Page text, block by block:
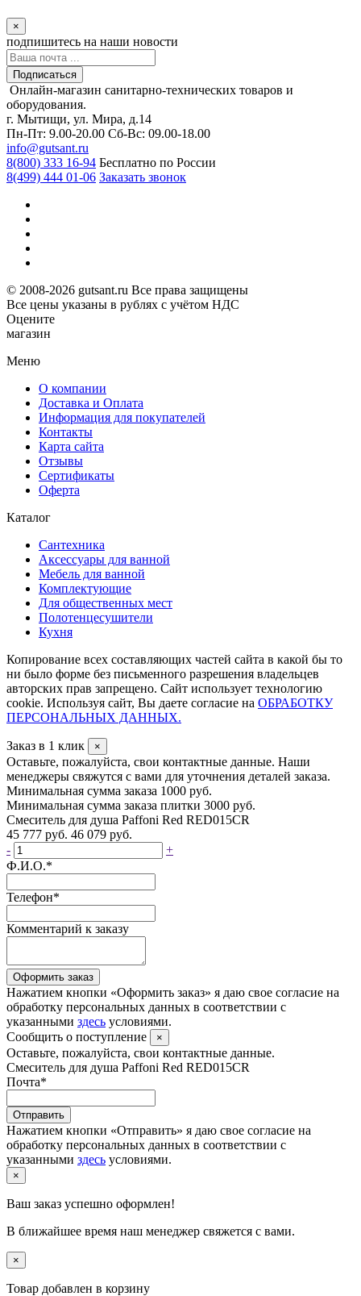
×
подпишитесь на наши новости
Подписаться
Онлайн-магазин санитарно-технических товаров и
оборудования.
г. Мытищи, ул. Мира, д.14
Пн-Пт: 9.00-20.00 Сб-Вс: 09.00-18.00
info@gutsant.ru
8(800) 333 16-94 Бесплатно по России
8(499) 444 01-06 Заказать звонок
© 2008-2026 gutsant.ru Все права защищены
Все цены указаны в рублях с учётом НДС
Оцените
магазин
Меню
О компании
Доставка и Оплата
Информация для покупателей
Контакты
Карта сайта
Отзывы
Сертификаты
Оферта
Каталог
Сантехника
Аксессуары для ванной
Мебель для ванной
Комплектующие
Для общественных мест
Полотенцесушители
Кухня
Копирование всех составляющих частей сайта в какой бы то
ни было форме без письменного разрешения владельцев
авторских прав запрещено. Сайт использует технологию
cookie. Используя сайт, Вы даете согласие на ОБРАБОТКУ
ПЕРСОНАЛЬНЫХ ДАННЫХ.
Заказ в 1 клик ×
Оставьте, пожалуйста, свои контактные данные. Наши
менеджеры свяжутся с вами для уточнения деталей заказа.
Минимальная сумма заказа 1000 руб.
Минимальная сумма заказа плитки 3000 руб.
Смеситель для душа Paffoni Red RED015CR
45 777 руб. 46 079 руб.
-
+
Ф.И.О.*
Телефон*
Комментарий к заказу
Оформить заказ
Нажатием кнопки «Оформить заказ» я даю свое согласие на
обработку персональных данных в соответствии с
указанными здесь условиями.
Сообщить о поступление
×
Оставьте, пожалуйста, свои контактные данные.
Смеситель для душа Paffoni Red RED015CR
Почта*
Отправить
Нажатием кнопки «Отправить» я даю свое согласие на
обработку персональных данных в соответствии с
указанными здесь условиями.
×
Ваш заказ успешно оформлен!
В ближайшее время наш менеджер свяжется с вами.
×
Товар добавлен в корзину